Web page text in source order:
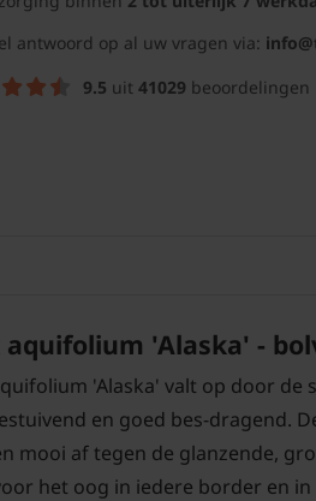
antwoord op al uw vragen via:
9.5 uit 41029 beoordelingen
aquifolium 'Alaska' -
'Alaska' valt op door de
en goed bes-dragend.
mooi af tegen de glanzende,
het oog in iedere border en